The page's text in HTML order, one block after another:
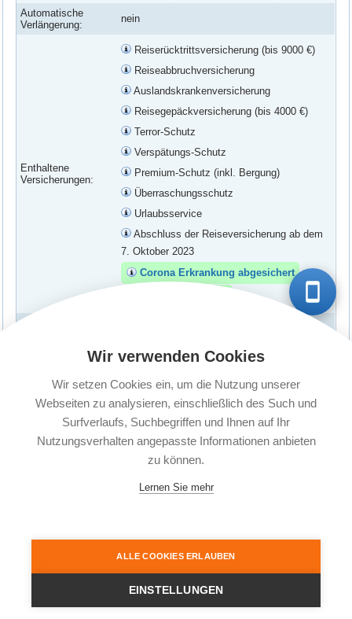
Automatische
Verlängerung:
nein
Enthaltene
Versicherungen:
Reiserücktrittsversicherung (bis 9000 €)
Reiseabbruchversicherung
Auslandskrankenversicherung
Reisegepäckversicherung (bis 4000 €)
Terror-Schutz
Verspätungs-Schutz
Premium-Schutz (inkl. Bergung)
Überraschungsschutz
Urlaubsservice
Abschluss der Reiseversicherung ab dem
7. Oktober 2023
Corona Erkrankung abgesichert
Jahren als Kinder mitversichert. Personen mit
unabhängig vom Alter als Kinder
mitversichern.
© 2004 - 2026 Secure Travel Reiseversicherungen |Reiseschutz Plus GmbH| Telefon: 05139
95 99 20 | E-Mail: service@secure-travel.de
Vertrag widerrufen News Presseanfragen
Wir verwenden Cookies
Wir setzen Cookies ein, um die Nutzung unserer
Webseiten zu analysieren, einschließlich des Such und
Surfverlaufs, Suchbegriffen und Ihnen auf Ihr
Nutzungsverhalten angepasste Informationen anbieten
zu können.
Lernen Sie mehr
ALLE COOKIES ERLAUBEN
EINSTELLUNGEN